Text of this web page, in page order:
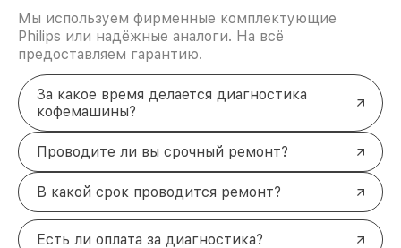
Мы используем фирменные комплектующие
Philips или надёжные аналоги. На всё
предоставляем гарантию.
За какое время делается диагностика
кофемашины?
Проводите ли вы срочный ремонт?
В какой срок проводится ремонт?
Есть ли оплата за диагностика?